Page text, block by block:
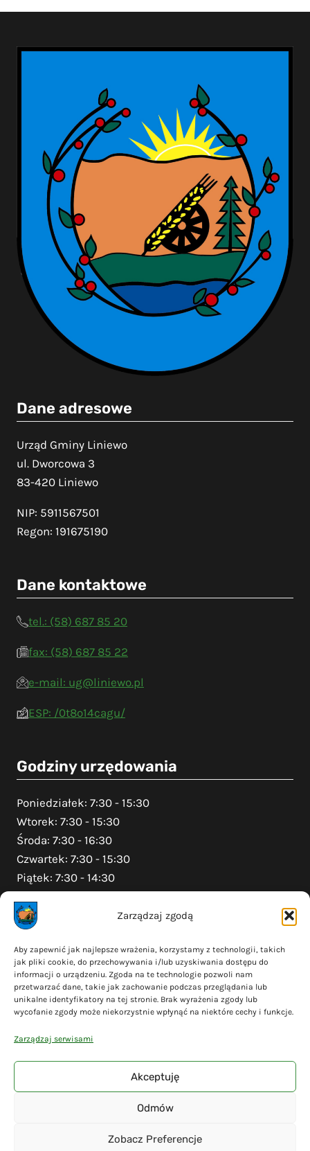
Zarządzaj zgodą
Aby zapewnić jak najlepsze wrażenia, korzystamy z technologii, takich
jak pliki cookie, do przechowywania i/lub uzyskiwania dostępu do
informacji o urządzeniu. Zgoda na te technologie pozwoli nam
przetwarzać dane, takie jak zachowanie podczas przeglądania lub
unikalne identyfikatory na tej stronie. Brak wyrażenia zgody lub
wycofanie zgody może niekorzystnie wpłynąć na niektóre cechy i funkcje.
Zarządzaj serwisami
Akceptuję
Odmów
Zobacz Preferencje
Dane adresowe
Urząd Gminy Liniewo
ul. Dworcowa 3
83-420 Liniewo
NIP: 5911567501
Regon: 191675190
Dane kontaktowe
tel.: (58) 687 85 20
fax: (58) 687 85 22
e-mail: ug@liniewo.pl
ESP: /0t8o14cagu/
Godziny urzędowania
Poniedziałek: 7:30 - 15:30
Wtorek: 7:30 - 15:30
Środa: 7:30 - 16:30
Czwartek: 7:30 - 15:30
Piątek: 7:30 - 14:30
Na skróty
Polityka prywatności
Polityka plików cookies (EU)
Deklaracja dostępności
Mapa serwisu